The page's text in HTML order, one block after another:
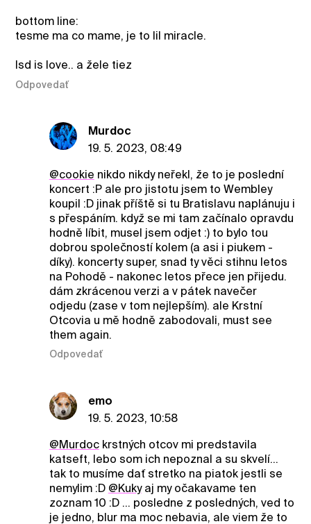
bottom line:
tesme ma co mame, je to lil miracle.
lsd is love.. a žele tiez
Odpovedať
Murdoc
19. 5. 2023, 08:49
@cookie nikdo nikdy neřekl, že to je poslední
koncert :P ale pro jistotu jsem to Wembley
koupil :D jinak příště si tu Bratislavu naplánuju i
s přespáním. když se mi tam začínalo opravdu
hodně líbit, musel jsem odjet :) to bylo tou
dobrou společností kolem (a asi i piukem -
díky). koncerty super, snad ty věci stihnu letos
na Pohodě - nakonec letos přece jen přijedu.
dám zkrácenou verzi a v pátek navečer
odjedu (zase v tom nejlepším). ale Krstní
Otcovia u mě hodně zabodovali, must see
them again.
Odpovedať
emo
19. 5. 2023, 10:58
@Murdockrstných otcov mi predstavila
katseft, lebo som ich nepoznal a su skvelí...
tak to musíme dať stretko na piatok jestli se
nemylim :D @Kukyaj my očakavame ten
zoznam 10 :D ... posledne z posledných, ved to
je jedno, blur ma moc nebavia, ale viem že to